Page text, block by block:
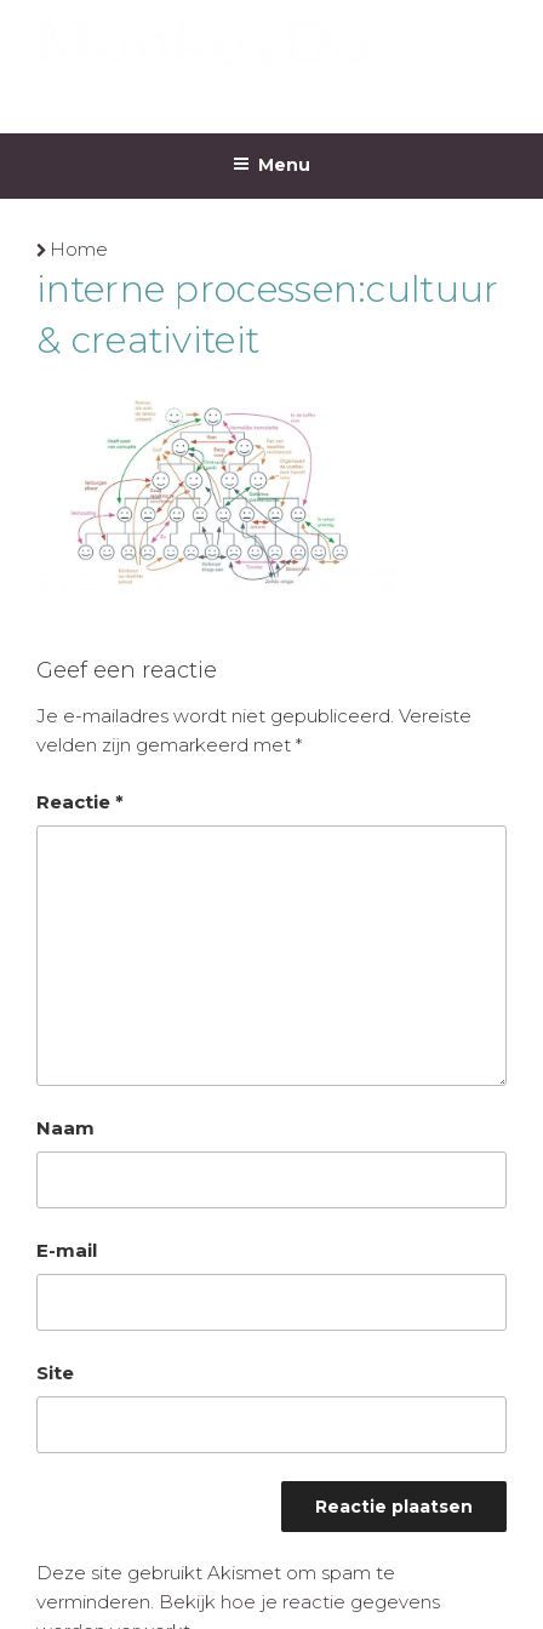
MONKEYDO
Menu
Home
interne processen:cultuur
& creativiteit
Geef een reactie
Je e-mailadres wordt niet gepubliceerd. Vereiste
velden zijn gemarkeerd met *
Reactie *
Naam
E-mail
Site
Deze site gebruikt Akismet om spam te
verminderen. Bekijk hoe je reactie gegevens